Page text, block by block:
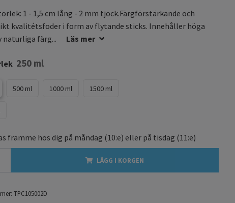
1 - 1,5 cm lång - 2 mm tjock.Färgförstärkande och
kvalitétsfoder i form av flytande sticks. Innehåller höga
naturliga färg...
Läs mer
250 ml
500 ml 1000 ml 1500 ml
framme hos dig på måndag (10:e) eller på tisdag (11:e)
LÄGG I KORGEN
TPC105002D